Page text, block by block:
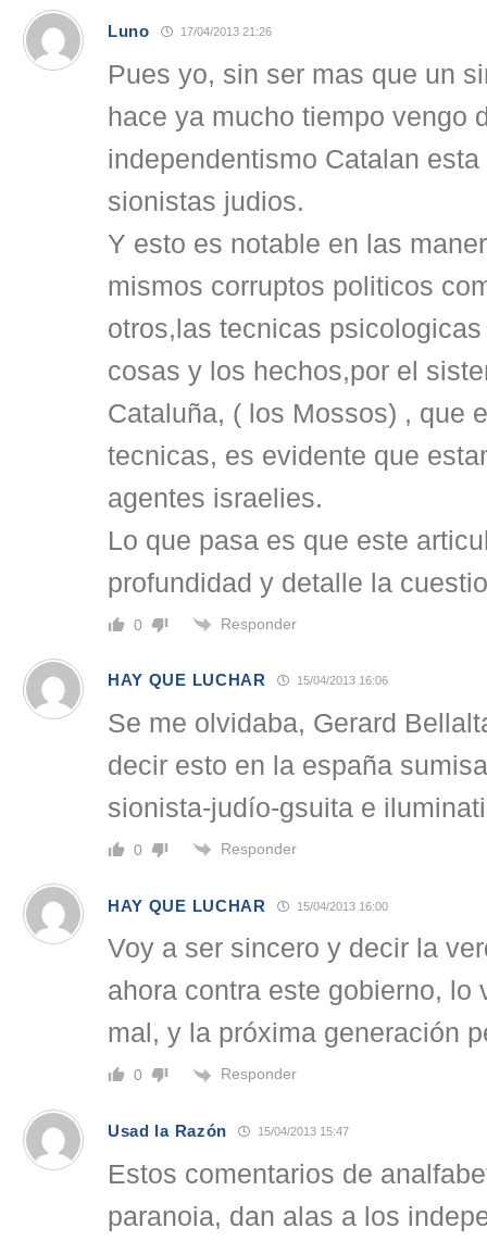
Luno 17/04/2013 21:26
Pues yo, sin ser mas que un
hace ya mucho tiempo vengo
independentismo Catalan
sionistas judios.
Y esto es notable en las
mismos corruptos politicos
otros,las tecnicas
cosas y los hechos,por el
Cataluña, ( los Mossos) , que
tecnicas, es evidente que
agentes israelies.
Lo que pasa es que este
profundidad y detalle la
0 Responder
HAY QUE LUCHAR 15/04/2013 16:06
Se me olvidaba, Gerard
decir esto en la españa
sionista-judío-gsuita e
0 Responder
HAY QUE LUCHAR 15/04/2013 16:00
Voy a ser sincero y decir la
ahora contra este gobierno, lo
mal, y la próxima generación
0 Responder
Usad la Razón 15/04/2013 15:47
Estos comentarios de
paranoia, dan alas a los